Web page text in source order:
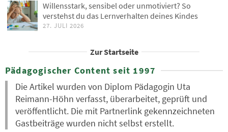
Willensstark, sensibel oder unmotiviert? So
verstehst du das Lernverhalten deines Kindes
27. JULI 2026
Zur Startseite
Pädagogischer Content seit 1997
Die Artikel wurden von Diplom Pädagogin Uta
Reimann-Höhn verfasst, überarbeitet, geprüft und
veröffentlicht. Die mit Partnerlink gekennzeichneten
Gastbeiträge wurden nicht selbst erstellt.